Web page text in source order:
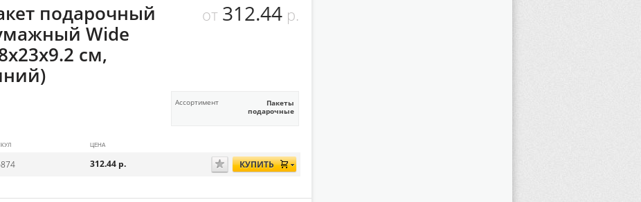
подарочный
Wide
см,
от 312.44 р.
Ассортимент
Пакеты
подарочные
ЦЕНА
312.44 р. КУПИТЬ